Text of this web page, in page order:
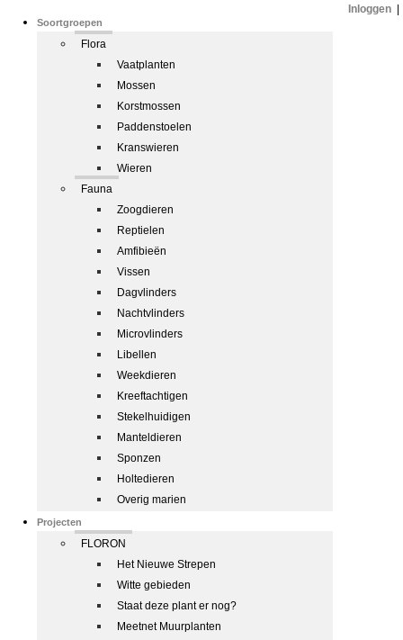
Soortgroepen
Flora
Vaatplanten
Mossen
Korstmossen
Paddenstoelen
Kranswieren
Wieren
Fauna
Zoogdieren
Reptielen
Amfibieën
Vissen
Dagvlinders
Nachtvlinders
Microvlinders
Libellen
Weekdieren
Kreeftachtigen
Stekelhuidigen
Manteldieren
Sponzen
Holtedieren
Overig marien
Projecten
FLORON
Het Nieuwe Strepen
Witte gebieden
Staat deze plant er nog?
Meetnet Muurplanten
Inloggen